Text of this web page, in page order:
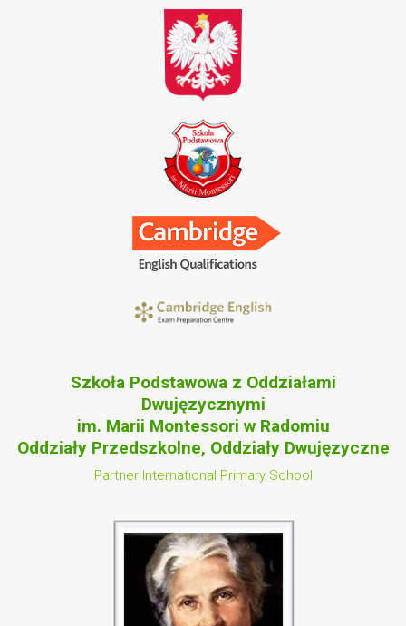
Szkoła Podstawowa z Oddziałami
Dwujęzycznymi
im. Marii Montessori w Radomiu
Oddziały Przedszkolne, Oddziały Dwujęzyczne
Partner International Primary School